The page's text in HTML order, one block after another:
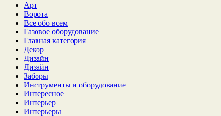
Арт
Ворота
Все обо всем
Газовое оборудование
Главная категория
Декор
Дизайн
Дизайн
Заборы
Инструменты и оборудование
Интересное
Интерьер
Интерьеры